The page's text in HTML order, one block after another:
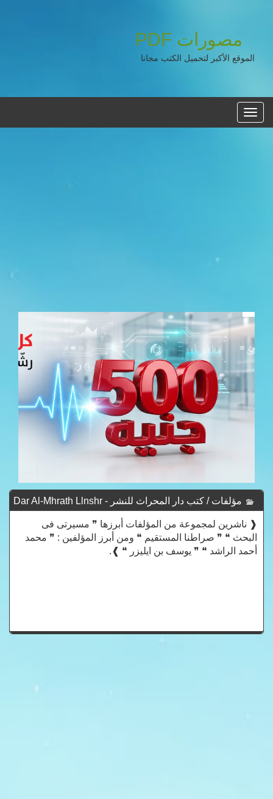
مصورات PDF
الموقع الأكبر لتحميل الكتب مجانا
القائمه
الرئيسية
مؤلفات / كتب دار المحراث للنشر - Dar Al-Mhrath Llnshr
❰ ناشرين لمجموعة من المؤلفات أبرزها ❞ مسيرتى فى
البحث ❝ ❞ صراطنا المستقيم ❝ ومن أبرز المؤلفين : ❞ محمد
أحمد الراشد ❝ ❞ يوسف بن ايليزر ❝ ❱.